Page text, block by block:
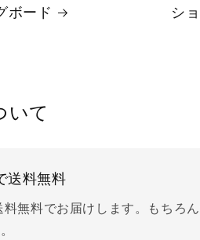
ボード シ
いて
送料無料
無料でお届けします。もちろ